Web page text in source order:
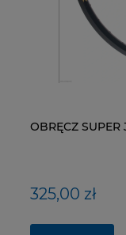
OBRĘCZ
325,00 zł
ŁAŃCUCH KMC
40,00 zł